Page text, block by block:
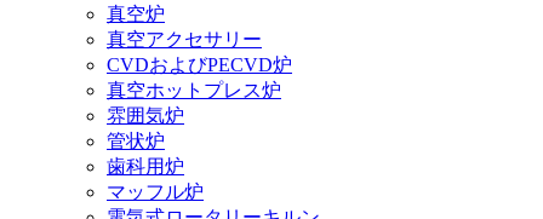
真空炉
真空アクセサリー
CVDおよびPECVD炉
真空ホットプレス炉
雰囲気炉
管状炉
歯科用炉
マッフル炉